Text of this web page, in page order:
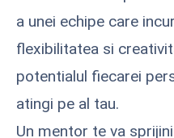
a unei echipe care
flexibilitatea si
potentialul fiecarei
atingi pe al tau.
Un mentor te va